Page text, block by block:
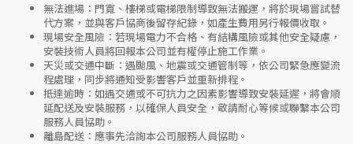
無法進場 ：門寬、樓梯或電梯限制導致無法搬運，將於現場嘗試替
代方案，並與客戶協商後留存紀錄，如產生費用另行報價收取。
現場安全風險 ： 若現場電力不合格、有結構風險或其他安全疑慮，
安裝技術人員將回報本公司並有權停止施工作業。
天災或交通中斷 ：遇颱風、地震或交通管制等，依公司緊急應變流
程處理，同步將通知受影響客戶並重新排程。
抵達逾時 ：如遇交通或不可抗力之因素影響導致安裝延遲，將會順
延配送及安裝服務，以確保人員安全，敬請耐心等候或聯繫本公司
服務人員協助。
離島配送 ：應事先洽詢本公司服務人員協助。